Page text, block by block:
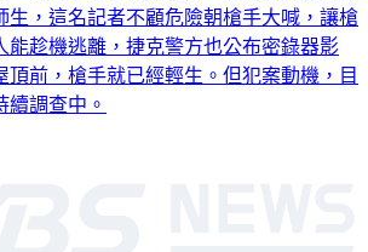
生，這名記者不顧危險朝槍手大喊，讓槍
能趁機逃離，捷克警方也公布密錄器影
頂前，槍手就已經輕生。但犯案動機，目
續調查中。